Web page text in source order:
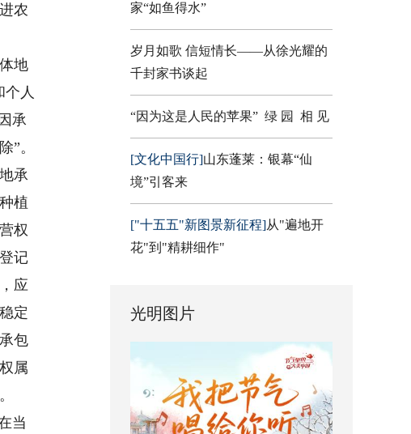
农
地
个人
承
”。
承
植
权
记
应
定
包
属
当
家“如鱼得水”
岁月如歌 信短情长——从徐光耀的
千封家书谈起
“因为这是人民的苹果” 绿 园 相 见
[文化中国行]山东蓬莱：银幕“仙
境”引客来
["十五五"新图景新征程]从"遍地开
花"到"精耕细作"
光明图片